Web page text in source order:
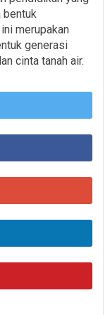
bentuk
merupakan
generasi
cinta tanah air.